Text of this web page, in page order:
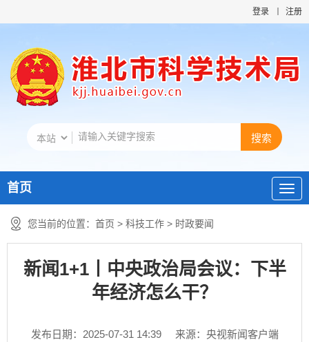
登录 注册
首页
您当前的位置： 首页 > 科技工作 > 时政要闻
新闻1+1丨中央政治局会议：下半
年经济怎么干？
发布日期：2025-07-31 14:39
来源：央视新闻客户端